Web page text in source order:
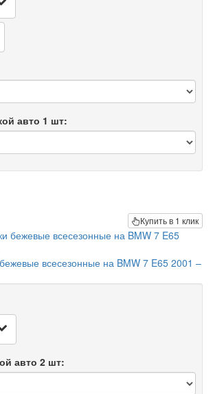
авто 1 шт:
Купить в 1 клик
всесезонные на BMW 7 E65 2001 –
авто 2 шт: